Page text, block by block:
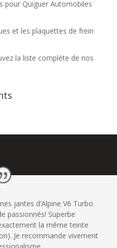
pour Quiguer Automobiles
et les plaquettes de frein
la liste complète de nos
jantes d’Alpine V6 Turbo.
passionnés! Superbe
la même teinte
Je recommande vivement